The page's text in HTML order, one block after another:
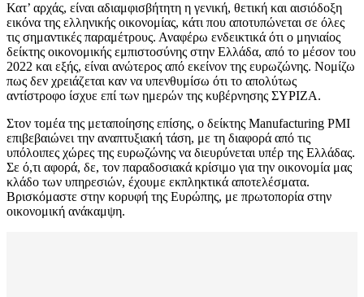
Κατ’ αρχάς, είναι αδιαμφισβήτητη η γενική, θετική και αισιόδοξη
εικόνα της ελληνικής οικονομίας, κάτι που αποτυπώνεται σε όλες
τις σημαντικές παραμέτρους. Αναφέρω ενδεικτικά ότι ο μηνιαίος
δείκτης οικονομικής εμπιστοσύνης στην Ελλάδα, από το μέσον του
2022 και εξής, είναι ανώτερος από εκείνον της ευρωζώνης. Νομίζω
πως δεν χρειάζεται καν να υπενθυμίσω ότι το απολύτως
αντίστροφο ίσχυε επί των ημερών της κυβέρνησης ΣΥΡΙΖΑ.
Στον τομέα της μεταποίησης επίσης, ο δείκτης Manufacturing PMI
επιβεβαιώνει την αναπτυξιακή τάση, με τη διαφορά από τις
υπόλοιπες χώρες της ευρωζώνης να διευρύνεται υπέρ της Ελλάδας.
Σε ό,τι αφορά, δε, τον παραδοσιακά κρίσιμο για την οικονομία μας
κλάδο των υπηρεσιών, έχουμε εκπληκτικά αποτελέσματα.
Βρισκόμαστε στην κορυφή της Ευρώπης, με πρωτοπορία στην
οικονομική ανάκαμψη.